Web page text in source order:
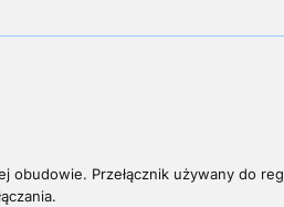
Przełącznik używany do